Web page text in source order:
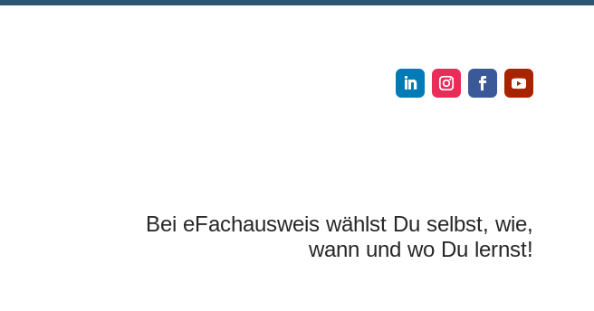
Bei eFachausweis wählst Du selbst, wie,
wann und wo Du lernst!